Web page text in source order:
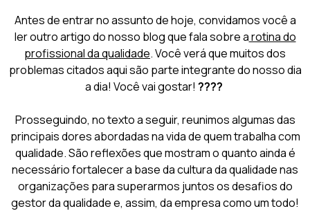
Antes de entrar no assunto de hoje, convidamos você a
ler outro artigo do nosso blog que fala sobre arotina do
profissional da qualidade. Você verá que muitos dos
problemas citados aqui são parte integrante do nosso dia
a dia! Você vai gostar! ????
Prosseguindo, no texto a seguir, reunimos algumas das
principais dores abordadas na vida de quem trabalha com
qualidade. São reflexões que mostram o quanto ainda é
necessário fortalecer a base da cultura da qualidade nas
organizações para superarmos juntos os desafios do
gestor da qualidade e, assim, da empresa como um todo!